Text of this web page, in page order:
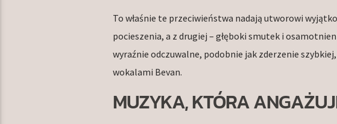
To właśnie te przeciwieństwa nadają utworowi
pocieszenia, a z drugiej – głęboki smutek i
wyraźnie odczuwalne, podobnie jak zderzenie
wokalami Bevan.
MUZYKA, KTÓRA